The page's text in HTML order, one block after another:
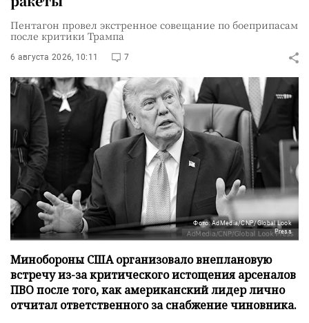
Пентагон провел экстренное совещание по боеприпасам
после критики Трампа
6 августа 2026, 10:11 7
Фото: AdMedia/CNP/Global Look
Press
Минобороны США организовало внеплановую
встречу из-за критического истощения арсеналов
ПВО после того, как американский лидер лично
отчитал ответственного за снабжение чиновника.